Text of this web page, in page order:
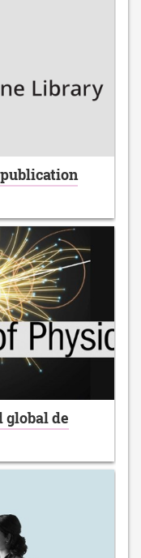
global de